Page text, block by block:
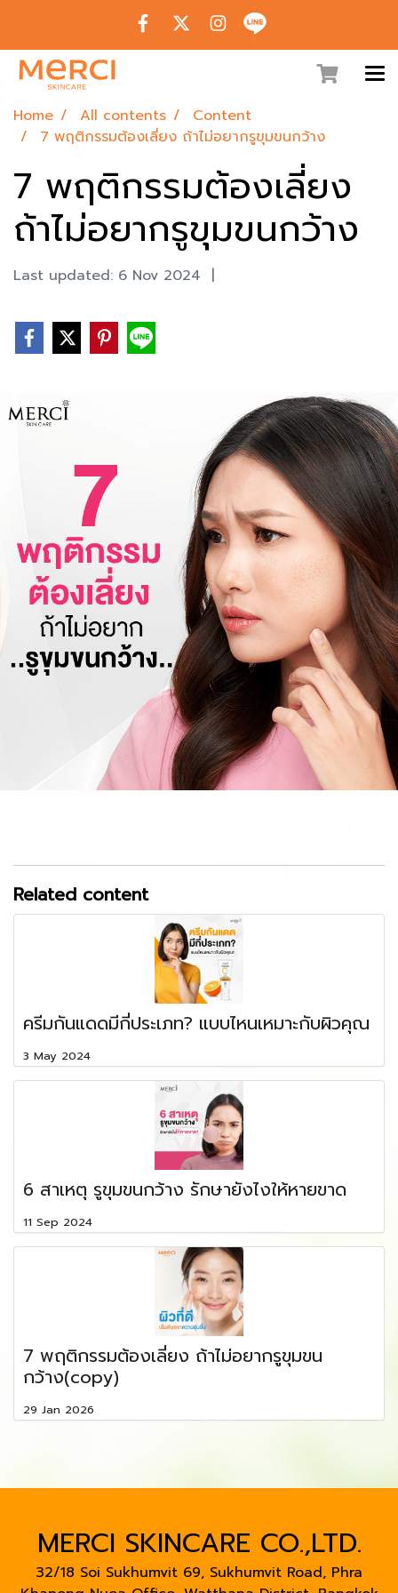
Home All contents
Content
7 พฤติกรรมต้องเลี่ยง ถ้าไม่อยากรูขุมขนกว้าง
7 พฤติกรรมต้องเลี่ยง
ถ้าไม่อยากรูขุมขนกว้าง
Last updated: 6 Nov 2024 |
Related content
ครีมกันแดดมีกี่ประเภท? แบบไหนเหมาะกับผิวคุณ
3 May 2024
6 สาเหตุ รูขุมขนกว้าง รักษายังไงให้หายขาด
11 Sep 2024
7 พฤติกรรมต้องเลี่ยง ถ้าไม่อยากรูขุมขน
กว้าง(copy)
29 Jan 2026
MERCI SKINCARE CO.,LTD.
32/18 Soi Sukhumvit 69, Sukhumvit Road, Phra